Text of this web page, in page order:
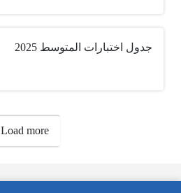
جدول اختبارات المتوسط 2025
Load more